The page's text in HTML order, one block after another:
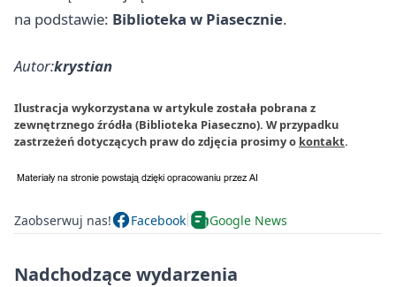
na podstawie: Biblioteka w Piasecznie.
Autor:krystian
Ilustracja wykorzystana w artykule została pobrana z
zewnętrznego źródła (Biblioteka Piaseczno). W przypadku
zastrzeżeń dotyczących praw do zdjęcia prosimy o kontakt.
Zaobserwuj nas! Facebook Google News
Nadchodzące wydarzenia